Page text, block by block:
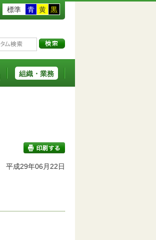
標準 青 黄 黒
組織・業務
平成29年06月22日